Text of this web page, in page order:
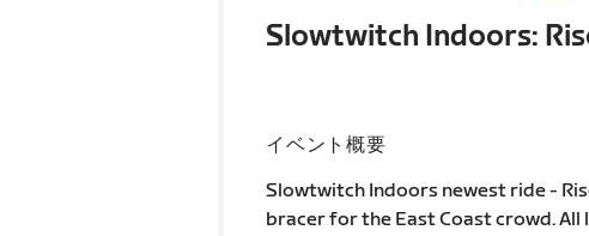
Slowtwitch Indoors:
イベント概要
Slowtwitch Indoors newest ride -
bracer for the East Coast crowd. All